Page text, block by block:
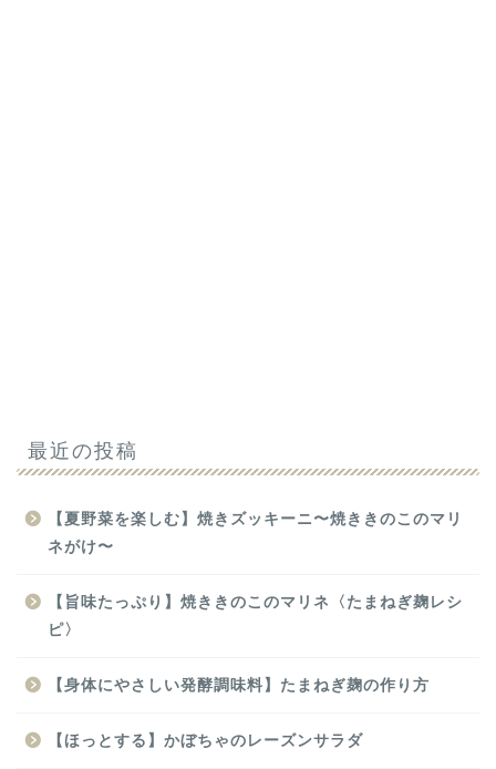
最近の投稿
【夏野菜を楽しむ】焼きズッキーニ〜焼ききのこのマリ
ネがけ〜
【旨味たっぷり】焼ききのこのマリネ〈たまねぎ麹レシ
ピ〉
【身体にやさしい発酵調味料】たまねぎ麹の作り方
【ほっとする】かぼちゃのレーズンサラダ